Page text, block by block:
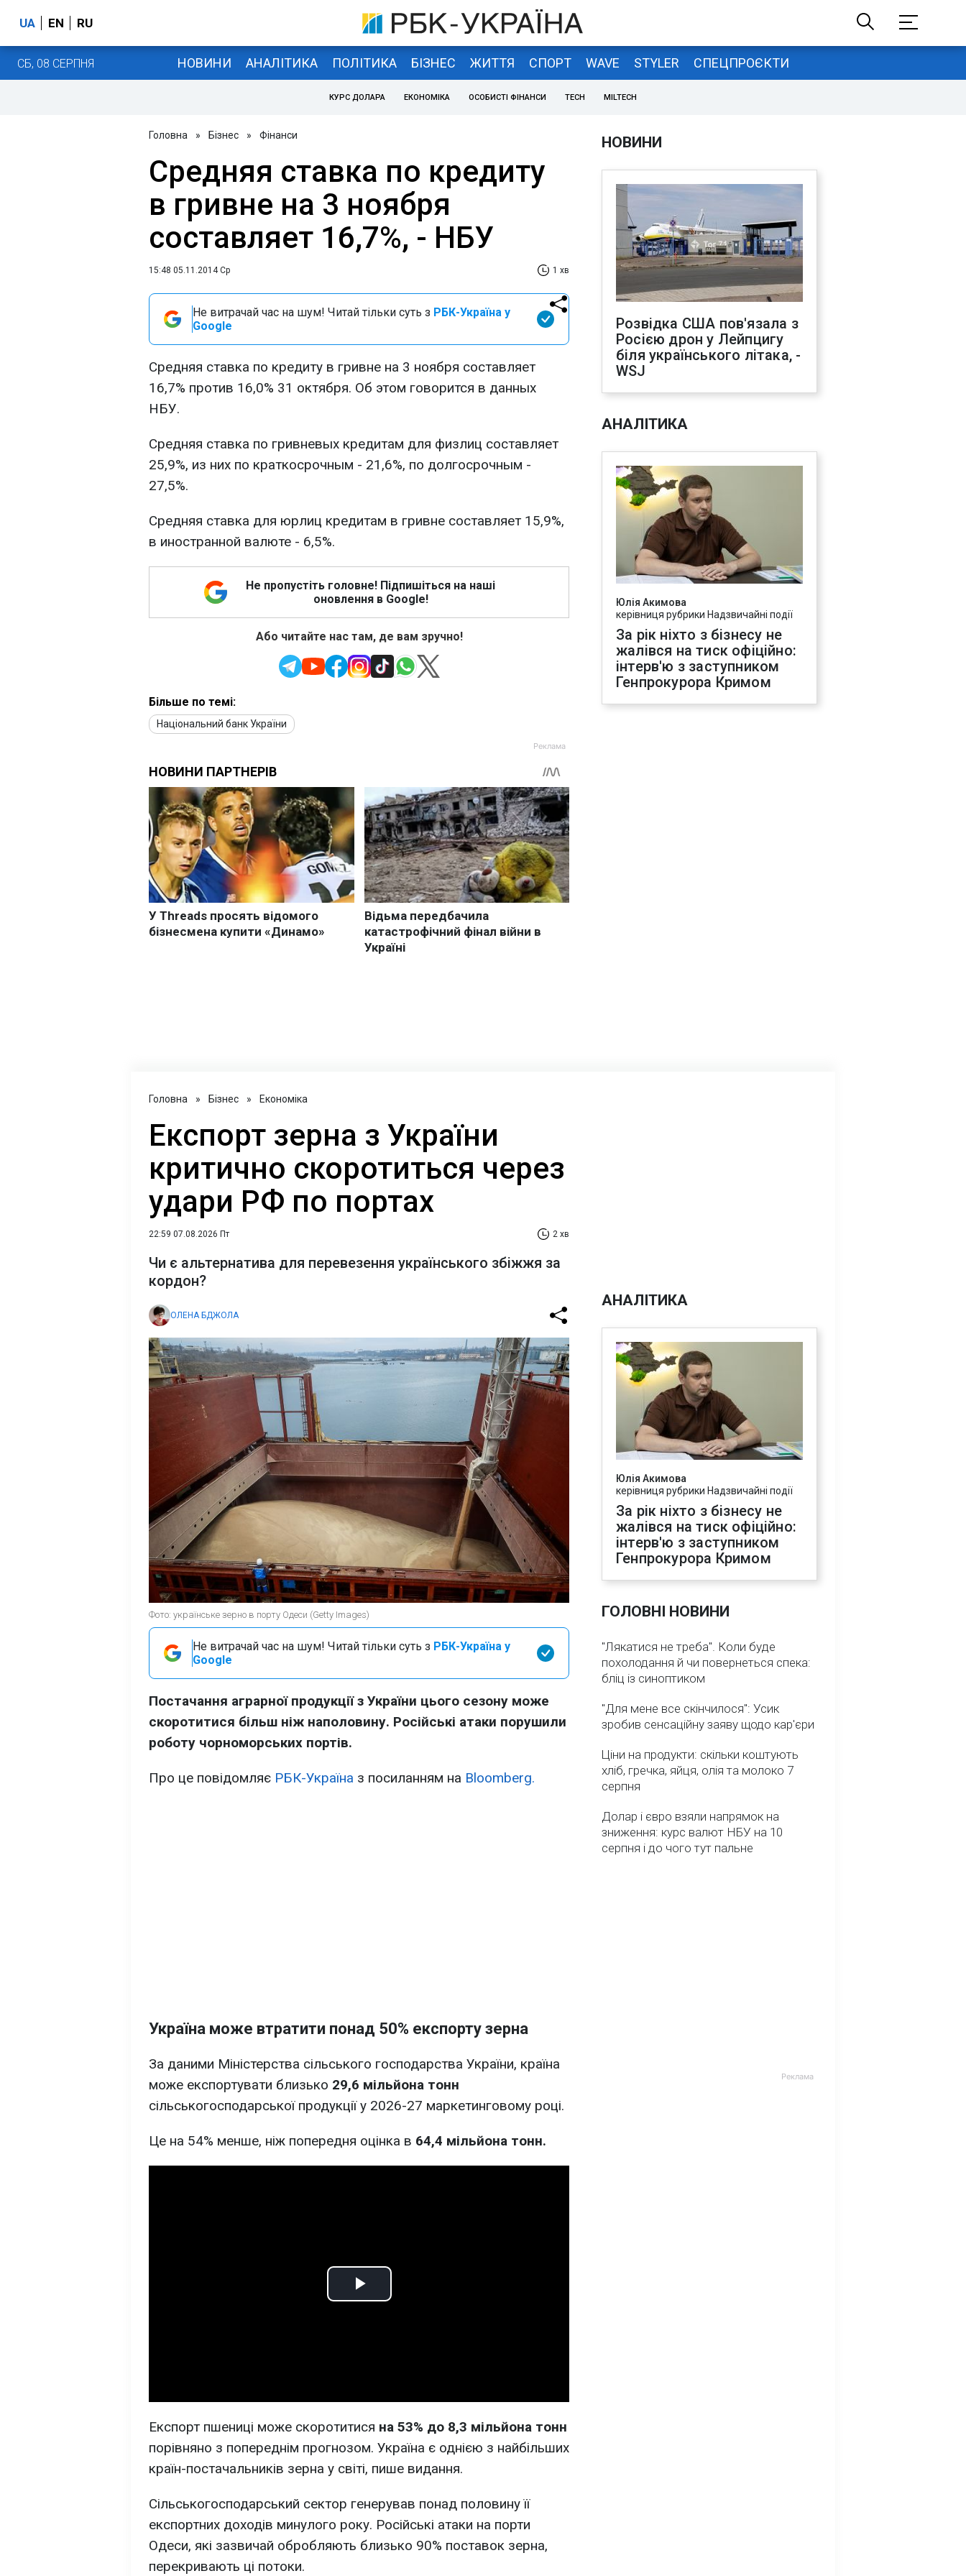
UA EN RU
СБ, 08 СЕРПНЯ НОВИНИ АНАЛІТИКА ПОЛІТИКА БІЗНЕС ЖИТТЯ СПОРТ WAVE STYLER СПЕЦПРОЄКТИ
КУРС ДОЛАРА ЕКОНОМІКА ОСОБИСТІ ФІНАНСИ TECH MILTECH
Головна » Бізнес » Фінанси
Средняя ставка по кредиту
в гривне на 3 ноября
составляет 16,7%, - НБУ
15:48 05.11.2014 Ср 1 хв
Не витрачай час на шум! Читай тільки суть з РБК-Україна у
Google
Средняя ставка по кредиту в гривне на 3 ноября составляет
16,7% против 16,0% 31 октября. Об этом говорится в данных
НБУ.
Средняя ставка по гривневых кредитам для физлиц составляет
25,9%, из них по краткосрочным - 21,6%, по долгосрочным -
27,5%.
Средняя ставка для юрлиц кредитам в гривне составляет 15,9%,
в иностранной валюте - 6,5%.
Не пропустіть головне! Підпишіться на наші
оновлення в Google!
Або читайте нас там, де вам зручно!
Більше по темі:
Національний банк України
НОВИНИ
Розвідка США пов'язала з
Росією дрон у Лейпцигу
біля українського літака, -
WSJ
АНАЛІТИКА
Юлія Акимова
керівниця рубрики Надзвичайні події
За рік ніхто з бізнесу не
жалівся на тиск офіційно:
інтерв'ю з заступником
Генпрокурора Кримом
Головна » Бізнес » Економіка
Експорт зерна з України
критично скоротиться через
удари РФ по портах
22:59 07.08.2026 Пт 2 хв
Чи є альтернатива для перевезення українського збіжжя за
кордон?
ОЛЕНА БДЖОЛА
Фото: українське зерно в порту Одеси (Getty Images)
Не витрачай час на шум! Читай тільки суть з РБК-Україна у
Google
Постачання аграрної продукції з України цього сезону може
скоротитися більш ніж наполовину. Російські атаки порушили
роботу чорноморських портів.
Про це повідомляє РБК-Україна з посиланням на Bloomberg.
Україна може втратити понад 50% експорту зерна
За даними Міністерства сільського господарства України, країна
може експортувати близько 29,6 мільйона тонн
сільськогосподарської продукції у 2026-27 маркетинговому році.
Це на 54% менше, ніж попередня оцінка в 64,4 мільйона тонн.
Play
Експорт пшениці може скоротитися на 53% до 8,3 мільйона тонн
порівняно з попереднім прогнозом. Україна є однією з найбільших
країн-постачальників зерна у світі, пише видання.
Сільськогосподарський сектор генерував понад половину її
експортних доходів минулого року. Російські атаки на порти
Одеси, які зазвичай обробляють близько 90% поставок зерна,
перекривають ці потоки.
АНАЛІТИКА
Юлія Акимова
керівниця рубрики Надзвичайні події
За рік ніхто з бізнесу не
жалівся на тиск офіційно:
інтерв'ю з заступником
Генпрокурора Кримом
ГОЛОВНІ НОВИНИ
"Лякатися не треба". Коли буде
похолодання й чи повернеться спека:
бліц із синоптиком
"Для мене все скінчилося": Усик
зробив сенсаційну заяву щодо кар'єри
Ціни на продукти: скільки коштують
хліб, гречка, яйця, олія та молоко 7
серпня
Долар і євро взяли напрямок на
зниження: курс валют НБУ на 10
серпня і до чого тут пальне